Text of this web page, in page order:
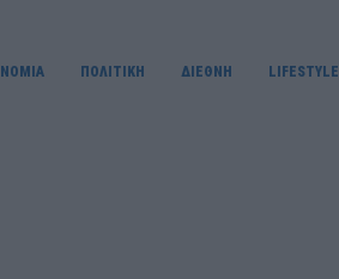
ΠΟΛΙΤΙΚΗ ΔΙΕΘΝΗ LIFESTYLE